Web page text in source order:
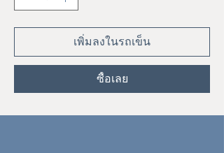
เพิ่มลงในรถเข็น
ซื้อเลย